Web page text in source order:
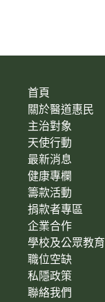
首頁
關於醫道惠民
主治對象
天使行動
最新消息
健康專欄
籌款活動
捐款者專區
企業合作
學校及公眾教育
職位空缺
私隱政策
聯絡我們